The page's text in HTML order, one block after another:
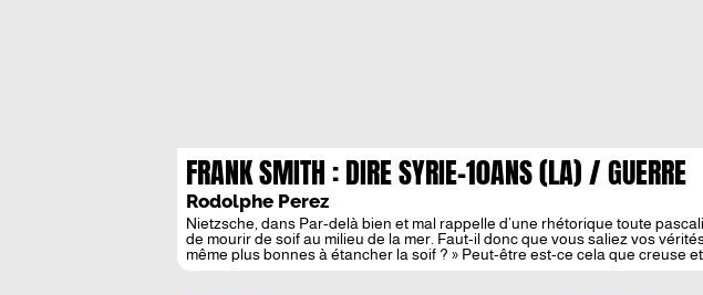
FRANK SMITH : DIRE SYRIE-10ANS (LA) / GUERRE
Rodolphe Perez
Nietzsche, dans Par-delà bien et mal rappelle d’une rhétorique toute
de mourir de soif au milieu de la mer. Faut-il donc que vous saliez vos
même plus bonnes à étancher la soif ? » Peut-être est-ce cela que creuse